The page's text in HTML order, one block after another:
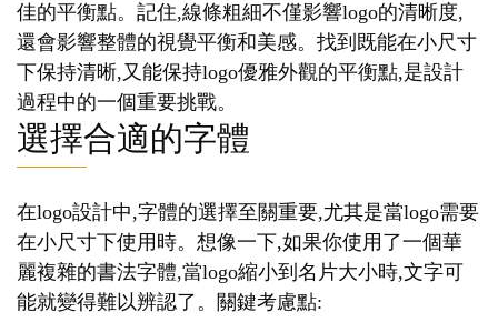
佳的平衡點。記住,線條粗細不僅影響logo的清晰度,
還會影響整體的視覺平衡和美感。找到既能在小尺寸
下保持清晰,又能保持logo優雅外觀的平衡點,是設計
過程中的一個重要挑戰。
選擇合適的字體
在logo設計中,字體的選擇至關重要,尤其是當logo需要
在小尺寸下使用時。想像一下,如果你使用了一個華
麗複雜的書法字體,當logo縮小到名片大小時,文字可
能就變得難以辨認了。關鍵考慮點: